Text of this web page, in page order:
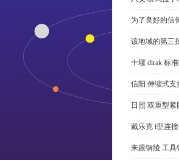
为了良好的信
该地域的第三
十堰 dirak 标
信阳 伸缩式支
日照 双重型
戴乐克 i型连
来跟铜陵 工具